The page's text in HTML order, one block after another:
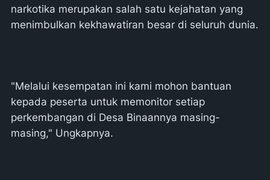
narkotika merupakan salah satu kejahatan yang
menimbulkan kekhawatiran besar di seluruh dunia.
"Melalui kesempatan ini kami mohon bantuan
kepada peserta untuk memonitor setiap
perkembangan di Desa Binaannya masing-
masing," Ungkapnya.